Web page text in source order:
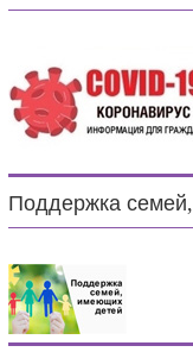
Поддержка